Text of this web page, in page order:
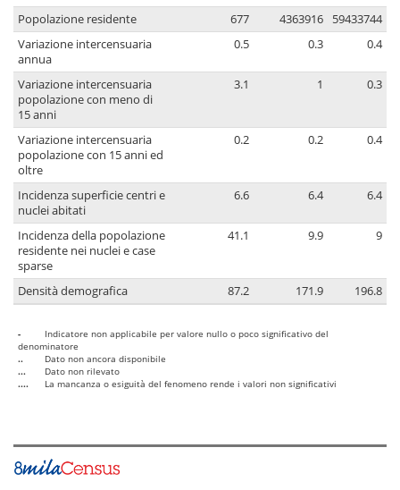
Popolazione residente 677 4363916
59433744
Variazione intercensuaria
annua
0.5 0.3 0.4
Variazione intercensuaria
popolazione con meno di
15 anni
3.1 1 0.3
Variazione intercensuaria
popolazione con 15 anni ed
oltre
0.2 0.2 0.4
Incidenza superficie centri e
nuclei abitati
6.6 6.4 6.4
Incidenza della popolazione
residente nei nuclei e case
sparse
41.1 9.9 9
Densità demografica 87.2 171.9 196.8
-
Indicatore non applicabile per valore nullo o poco significativo del
denominatore
..
Dato non ancora disponibile
...
Dato non rilevato
....
La mancanza o esiguità del fenomeno rende i valori non significativi